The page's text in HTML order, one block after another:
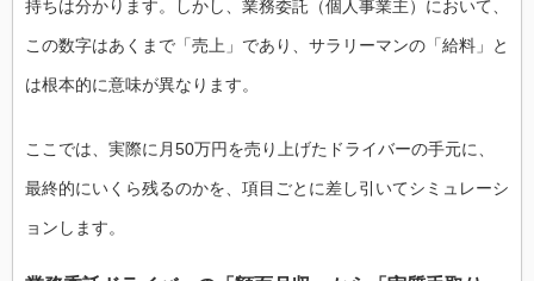
持ちは分かります。しかし、業務委託（個人事業主）において、
この数字はあくまで「売上」であり、サラリーマンの「給料」と
は根本的に意味が異なります。
ここでは、実際に月50万円を売り上げたドライバーの手元に、
最終的にいくら残るのかを、項目ごとに差し引いてシミュレーシ
ョンします。